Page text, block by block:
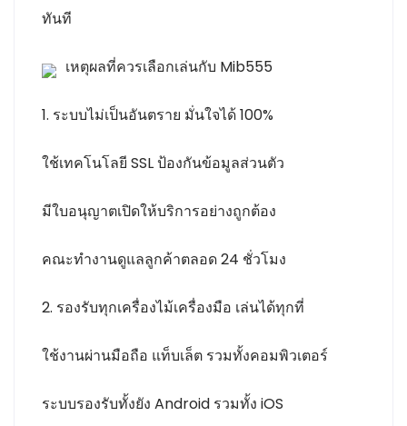
ทันที
เหตุผลที่ควรเลือกเล่นกับ Mib555
1. ระบบไม่เป็นอันตราย มั่นใจได้ 100%
ใช้เทคโนโลยี SSL ป้องกันข้อมูลส่วนตัว
มีใบอนุญาตเปิดให้บริการอย่างถูกต้อง
คณะทำงานดูแลลูกค้าตลอด 24 ชั่วโมง
2. รองรับทุกเครื่องไม้เครื่องมือ เล่นได้ทุกที่
ใช้งานผ่านมือถือ แท็บเล็ต รวมทั้งคอมพิวเตอร์
ระบบรองรับทั้งยัง Android รวมทั้ง iOS